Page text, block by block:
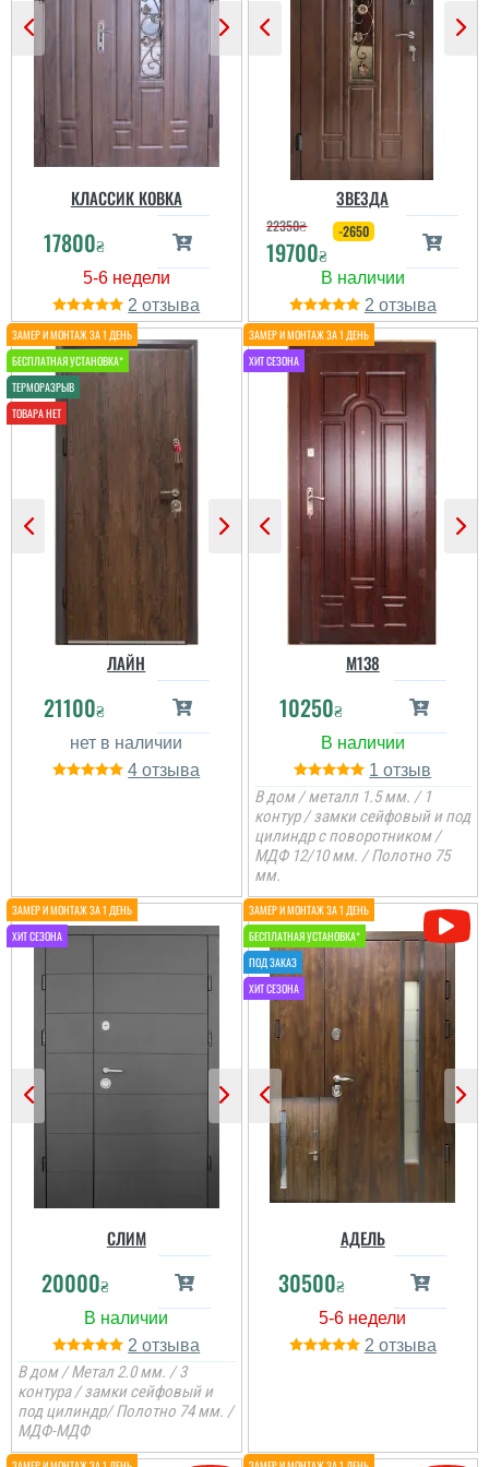
Степан
Красивая якісна фанера,
дуже сподобався
дизайн, міцніть двері,
товщина полотна, та три
контурки ущільненя.
читати всі відгуки
акуратно та оперативно
враховуючи те, що вікон
ще й нас немає. ...
читати всі відгуки
Встановили через пару
днів
читати всі відгуки
Нарешті отримали двері,
ціна гарнаі і якість теж.
на почут пришло все в
комплекті, замовляли по
так дешевше і без
комісій. Оплату
рахунок і отримали чек.
Є...
Григорій
На фото двері
виглядяють
свфтлфшими, чим на
фото. Але це навпаки
Марія
вийшло саме краще, в
КЛАССИК КОВКА
17800₴
2
ЗВЕЗДА
22350₴
19700₴
-2650
2
ЛАЙН
21100₴
4
M138
10250₴
1
В дом / металл 1.5 мм. / 1
контур / замки сейфовый и под
цилиндр с поворотником /
МДФ 12/10 мм. / Полотно 75
мм.
СЛИМ
20000₴
2
В дом / Метал 2.0 мм. / 3
контура / замки сейфовый и
под цилиндр/ Полотно 74 мм. /
МДФ-МДФ
АДЕЛЬ
30500₴
2